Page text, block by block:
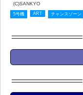
(C)SANKYO
5号機 ART チャンスゾーン